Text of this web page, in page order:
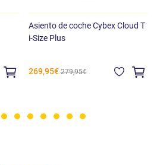
Asiento de coche Cybex Cloud T
i-Size Plus
269,95€ 279,95€